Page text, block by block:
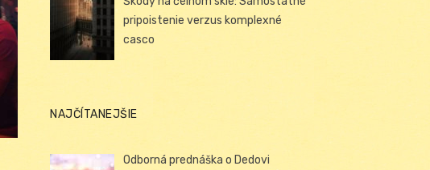
pripoistenie verzus komplexné
casco
NAJČÍTANEJŠIE
Odborná prednáška o Dedovi